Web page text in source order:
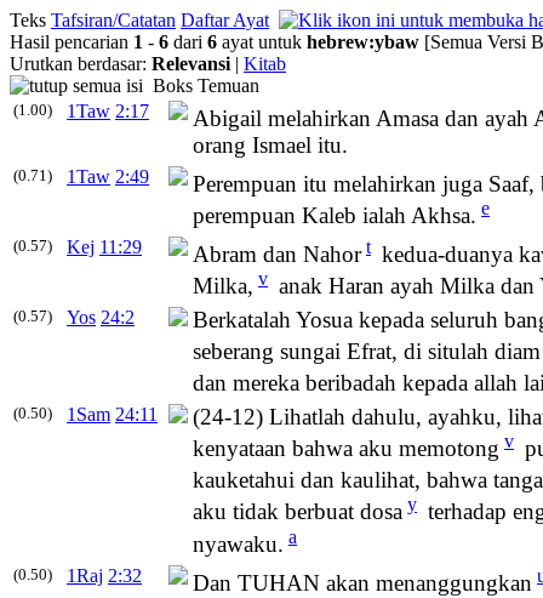
Teks Tafsiran/Catatan Daftar Ayat
Hasil pencarian 1 - 6 dari 6 ayat untuk hebrew:ybaw [Semua Versi
Urutkan berdasar: Relevansi | Kitab
Boks Temuan
(1.00) 1Taw 2:17
Abigail melahirkan Amasa dan ayah
orang Ismael itu.
(0.71) 1Taw 2:49
Perempuan itu melahirkan juga Saaf,
perempuan Kaleb ialah Akhsa. e
(0.57) Kej 11:29 Abram dan Nahor t kedua-duanya
Milka, v anak Haran ayah Milka dan
(0.57) Yos 24:2
Berkatalah Yosua kepada seluruh
seberang sungai Efrat, di situlah
dan mereka beribadah kepada allah
(0.50) 1Sam 24:11
(24-12) Lihatlah dahulu, ayahku,
kenyataan bahwa aku memotong v
kauketahui dan kaulihat, bahwa
aku tidak berbuat dosa y terhadap
nyawaku. a
(0.50) 1Raj 2:32 Dan TUHAN akan menanggungkan